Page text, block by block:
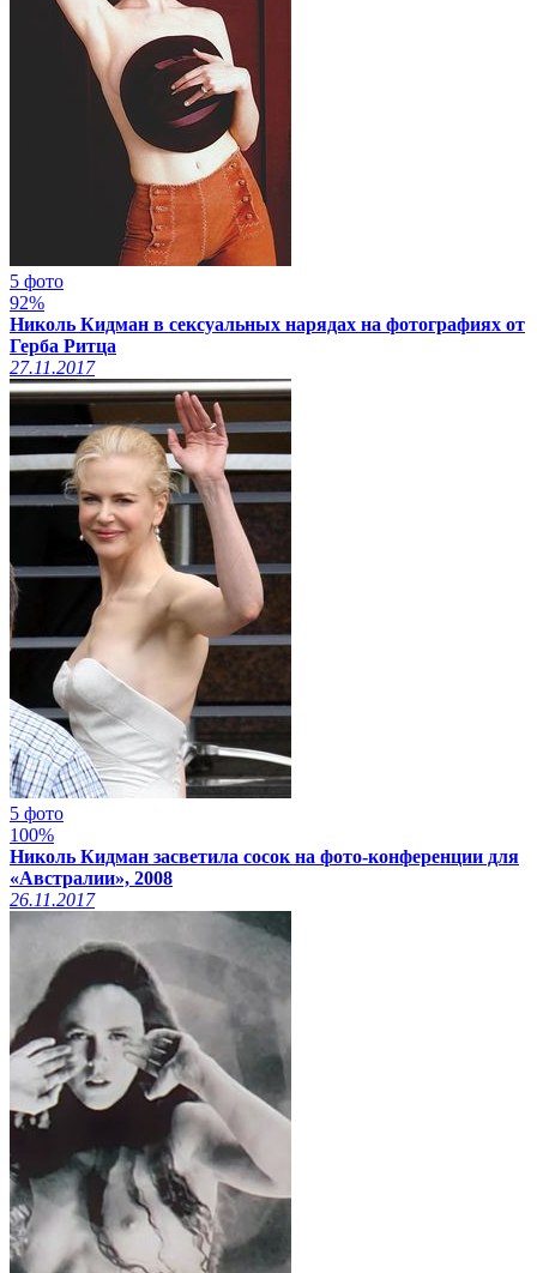
5 фото
92%
Николь Кидман в сексуальных нарядах на фотографиях от
Герба Ритца
27.11.2017
5 фото
100%
Николь Кидман засветила сосок на фото-конференции для
«Австралии», 2008
26.11.2017